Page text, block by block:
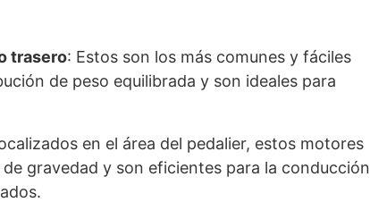
trasero: Estos son los más comunes y fáciles
de peso equilibrada y son ideales para
en el área del pedalier, estos motores
gravedad y son eficientes para la conducción